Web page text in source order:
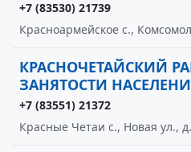
+7 (83530) 21739
Красноармейское с.,
КРАСНОЧЕТАЙСКИЙ
ЗАНЯТОСТИ
+7 (83551) 21372
Красные Четаи с., Новая ул.,